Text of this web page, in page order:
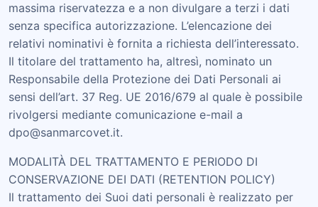
massima riservatezza e a non divulgare a terzi i dati
senza specifica autorizzazione. L’elencazione dei
relativi nominativi è fornita a richiesta dell’interessato.
Il titolare del trattamento ha, altresì, nominato un
Responsabile della Protezione dei Dati Personali ai
sensi dell’art. 37 Reg. UE 2016/679 al quale è possibile
rivolgersi mediante comunicazione e-mail a
dpo@sanmarcovet.it.
MODALITÀ DEL TRATTAMENTO E PERIODO DI
CONSERVAZIONE DEI DATI (RETENTION POLICY)
Il trattamento dei Suoi dati personali è realizzato per